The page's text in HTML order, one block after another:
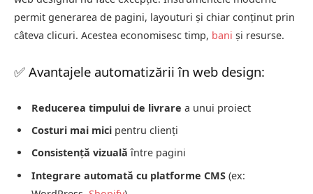
permit generarea de pagini, layouturi și chiar conținut prin
câteva clicuri. Acestea economisesc timp, bani și resurse.
✅ Avantajele automatizării în web design:
Reducerea timpului de livrare a unui proiect
Costuri mai mici pentru clienți
Consistență vizuală între pagini
Integrare automată cu platforme CMS (ex: